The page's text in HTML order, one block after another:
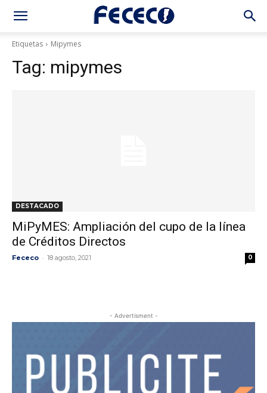
Etiquetas Mipymes
Tag: mipymes
DESTACADO
MiPyMES: Ampliación del cupo de la línea
de Créditos Directos
Fececo - 18 agosto, 2021 0
- Advertisment -